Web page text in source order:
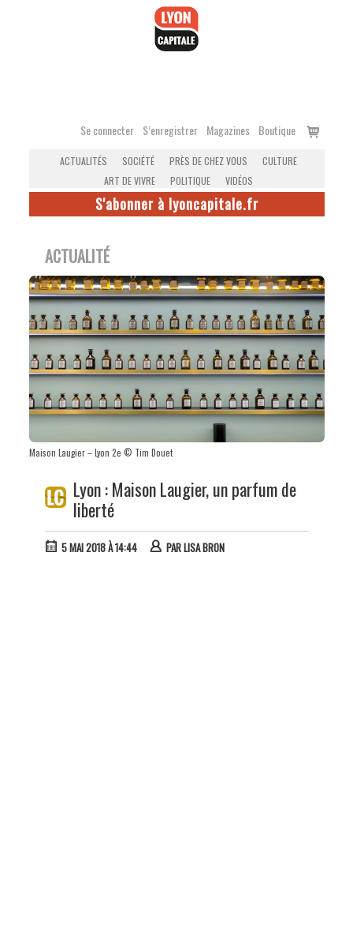
Se connecter S’enregistrer Magazines Boutique
Voir
ACTUALITÉS SOCIÉTÉ PRÈS DE CHEZ VOUS
CULTURE
ART DE VIVRE
POLITIQUE VIDÉOS
S'abonner à lyoncapitale.fr
ACTUALITÉ
Maison Laugier – Lyon 2e © Tim Douet
Lyon : Maison Laugier, un parfum de
liberté
5 MAI 2018 À 14:44 PARLISA BRON